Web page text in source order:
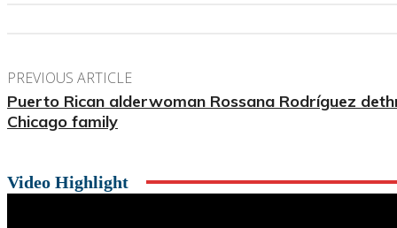
PREVIOUS ARTICLE
Puerto Rican alderwoman Rossana Rodríguez
Chicago family
Video Highlight